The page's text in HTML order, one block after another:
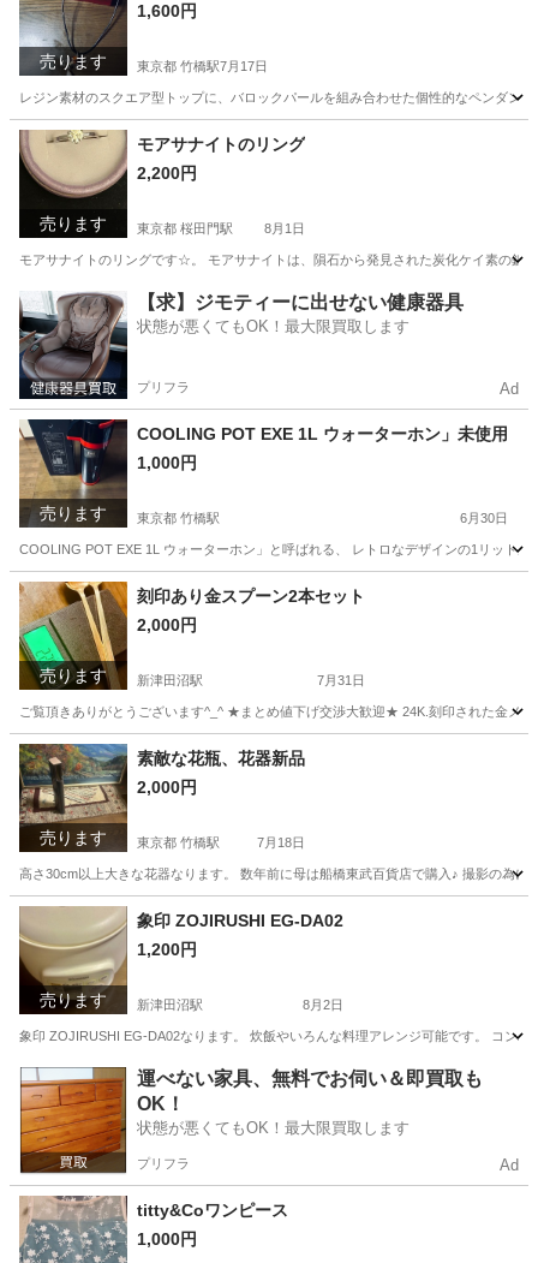
売ります
1,600円
東京都 竹橋駅7月17日
レジン素材のスクエア型トップに、バロックパールを組み合わせた個性的なペンダン
東京 千代田区 竹橋駅 服/ファッション
売ります
モアサナイトのリング
2,200円
東京都 桜田門駅 8月1日
モアサナイトのリングです☆。 モアサナイトは、隕石から発見された炭化ケイ素の鉱
東京 千代田区 桜田門駅 携帯電話/スマホ
【求】ジモティーに出せない健康器具
状態が悪くてもOK！最大限買取します
プリフラ Ad
売ります
COOLING POT EXE 1L ウォーターホン」未使用
1,000円
東京都 竹橋駅 6月30日
COOLING POT EXE 1L ウォーターホン」と呼ばれる、 レトロなデザインの1リット
東京 千代田区 竹橋駅 家電
売ります
刻印あり金スプーン2本セット
2,000円
新津田沼駅 7月31日
ご覧頂きありがとうございます^_^ ★まとめ値下げ交渉大歓迎★ 24K.刻印された金メ
千葉 船橋市 新津田沼駅 生活雑貨
売ります
素敵な花瓶、花器新品
2,000円
東京都 竹橋駅 7月18日
高さ30cm以上大きな花器なります。 数年前に母は船橋東武百貨店で購入♪ 撮影の為
東京 千代田区 竹橋駅
売ります
象印 ZOJIRUSHI EG-DA02
1,200円
新津田沼駅 8月2日
象印 ZOJIRUSHI EG-DA02なります。 炊飯やいろんな料理アレンジ可能です。 コン
千葉 船橋市 新津田沼駅 生活家電 象印
運べない家具、無料でお伺い＆即買取も
OK！
状態が悪くてもOK！最大限買取します
プリフラ Ad
titty&Coワンピース
1,000円